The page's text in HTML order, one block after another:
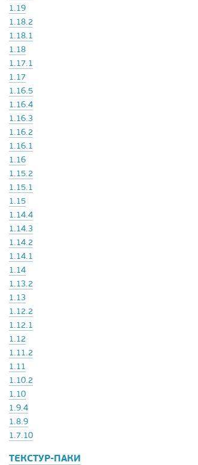
1.19
1.18.2
1.18.1
1.18
1.17.1
1.17
1.16.5
1.16.4
1.16.3
1.16.2
1.16.1
1.16
1.15.2
1.15.1
1.15
1.14.4
1.14.3
1.14.2
1.14.1
1.14
1.13.2
1.13
1.12.2
1.12.1
1.12
1.11.2
1.11
1.10.2
1.10
1.9.4
1.8.9
1.7.10
ТЕКСТУР-ПАКИ